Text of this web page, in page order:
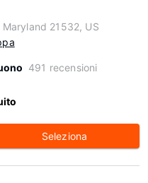
21532, US
491 recensioni
Seleziona